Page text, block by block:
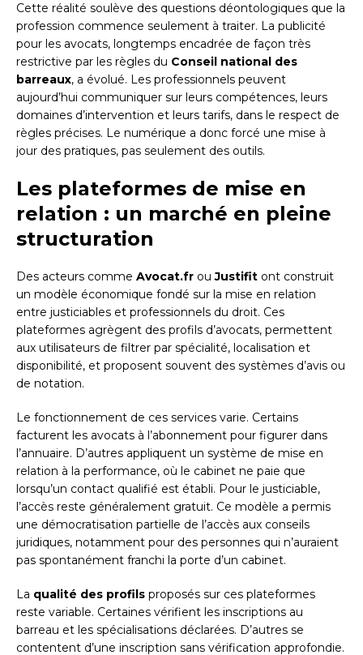
Cette réalité soulève des questions déontologiques que la
profession commence seulement à traiter. La publicité
pour les avocats, longtemps encadrée de façon très
restrictive par les règles du Conseil national des
barreaux, a évolué. Les professionnels peuvent
aujourd’hui communiquer sur leurs compétences, leurs
domaines d’intervention et leurs tarifs, dans le respect de
règles précises. Le numérique a donc forcé une mise à
jour des pratiques, pas seulement des outils.
Les plateformes de mise en
relation : un marché en pleine
structuration
Des acteurs comme Avocat.fr ouJustifit ont construit
un modèle économique fondé sur la mise en relation
entre justiciables et professionnels du droit. Ces
plateformes agrègent des profils d’avocats, permettent
aux utilisateurs de filtrer par spécialité, localisation et
disponibilité, et proposent souvent des systèmes d’avis ou
de notation.
Le fonctionnement de ces services varie. Certains
facturent les avocats à l’abonnement pour figurer dans
l’annuaire. D’autres appliquent un système de mise en
relation à la performance, où le cabinet ne paie que
lorsqu’un contact qualifié est établi. Pour le justiciable,
l’accès reste généralement gratuit. Ce modèle a permis
une démocratisation partielle de l’accès aux conseils
juridiques, notamment pour des personnes qui n’auraient
pas spontanément franchi la porte d’un cabinet.
La qualité des profils proposés sur ces plateformes
reste variable. Certaines vérifient les inscriptions au
barreau et les spécialisations déclarées. D’autres se
contentent d’une inscription sans vérification approfondie.